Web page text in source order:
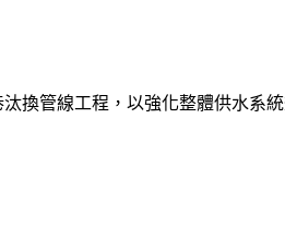
換管線工程，以強化整體供水系